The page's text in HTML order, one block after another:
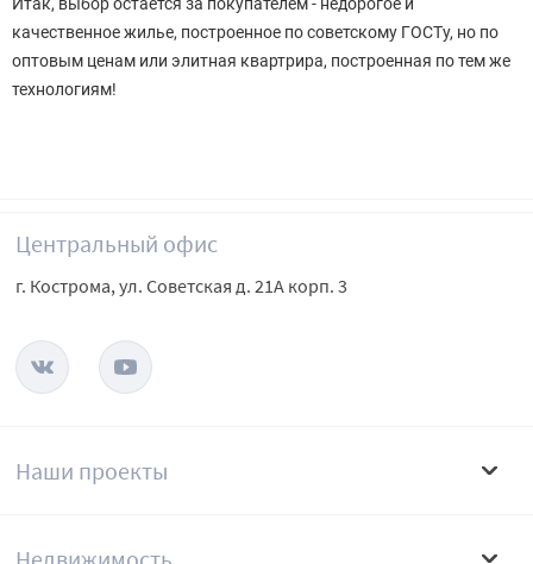
качественное жилье, построенное по советскому ГОСТу, но по
оптовым ценам или элитная квартрира, построенная по тем же
технологиям!
Наши проекты
Центральный офис
г. Кострома, ул. Советская д. 21А корп. 3